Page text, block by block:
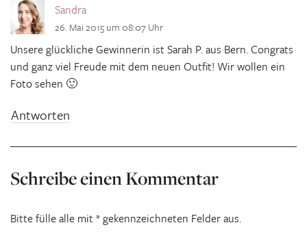
Sandra
26. Mai 2015 um 08:07 Uhr
Unsere glückliche Gewinnerin ist Sarah P. aus Bern. Congrats
und ganz viel Freude mit dem neuen Outfit! Wir wollen ein
Foto sehen 🙂
Antworten
Schreibe einen Kommentar
Bitte fülle alle mit * gekennzeichneten Felder aus.